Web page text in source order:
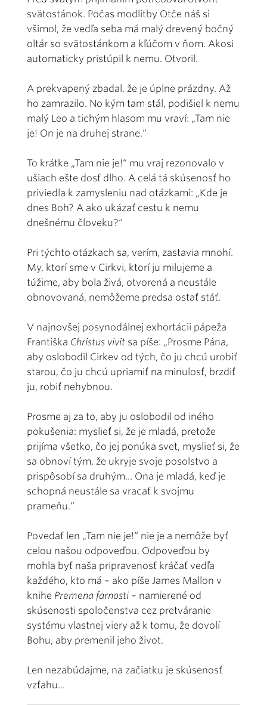
svätostánok. Počas modlitby Otče náš si
všimol, že vedľa seba má malý drevený bočný
oltár so svätostánkom a kľúčom v ňom. Akosi
automaticky pristúpil k nemu. Otvoril.
A prekvapený zbadal, že je úplne prázdny. Až
ho zamrazilo. No kým tam stál, podišiel k nemu
malý Leo a tichým hlasom mu vraví: „Tam nie
je! On je na druhej strane.“
To krátke „Tam nie je!“ mu vraj rezonovalo v
ušiach ešte dosť dlho. A celá tá skúsenosť ho
priviedla k zamysleniu nad otázkami: „Kde je
dnes Boh? A ako ukázať cestu k nemu
dnešnému človeku?“
Pri týchto otázkach sa, verím, zastavia mnohí.
My, ktorí sme v Cirkvi, ktorí ju milujeme a
túžime, aby bola živá, otvorená a neustále
obnovovaná, nemôžeme predsa ostať stáť.
V najnovšej posynodálnej exhortácii pápeža
Františka Christus vivit sa píše: „Prosme Pána,
aby oslobodil Cirkev od tých, čo ju chcú urobiť
starou, čo ju chcú upriamiť na minulosť, brzdiť
ju, robiť nehybnou.
Prosme aj za to, aby ju oslobodil od iného
pokušenia: myslieť si, že je mladá, pretože
prijíma všetko, čo jej ponúka svet, myslieť si, že
sa obnoví tým, že ukryje svoje posolstvo a
prispôsobí sa druhým... Ona je mladá, keď je
schopná neustále sa vracať k svojmu
prameňu.“
Povedať len „Tam nie je!“ nie je a nemôže byť
celou našou odpoveďou. Odpoveďou by
mohla byť naša pripravenosť kráčať vedľa
každého, kto má – ako píše James Mallon v
knihe Premena farnosti – namierené od
skúsenosti spoločenstva cez pretváranie
systému vlastnej viery až k tomu, že dovolí
Bohu, aby premenil jeho život.
Len nezabúdajme, na začiatku je skúsenosť
vzťahu...